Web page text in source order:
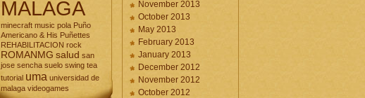
MALAGA
minecraft music pola Puño
Americano & His Puñettes
REHABILITACION rock
ROMANMG salud san
jose sencha suelo swing tea
tutorial uma universidad de
malaga videogames
November 2013
October 2013
May 2013
February 2013
January 2013
December 2012
November 2012
October 2012